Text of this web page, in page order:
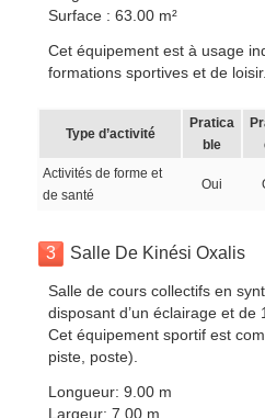
Surface : 63.00 m²
Cet équipement est à usage
formations sportives et de loisir.
Type d’activité
Pratica
ble
Activités de forme et
de santé
Oui
3 Salle De Kinési Oxalis
Salle de cours collectifs en
disposant d’un éclairage et de
Cet équipement sportif est
piste, poste).
Longueur: 9.00 m
Largeur: 7.00 m